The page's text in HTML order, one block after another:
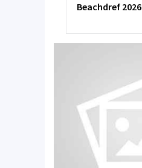
Beachdref 2026